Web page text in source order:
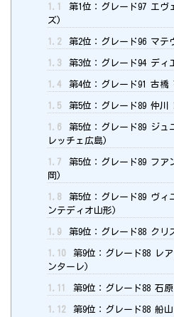
1.1
第1位：グレード97 エヴ
ズ)
1.2 第2位：グレード96 マテ
1.3 第3位：グレード94 ディ
1.4 第4位：グレード91 古
1.5 第5位：グレード89 仲
1.6
第5位：グレード89 ジ
レッチェ広島)
1.7
第5位：グレード89 フ
岡)
1.8
第5位：グレード89 ヴ
ンテディオ山形)
1.9 第9位：グレード88 クリ
1.10
第9位：グレード88 レ
ンターレ)
1.11 第9位：グレード88 石
1.12
第9位：グレード88 船